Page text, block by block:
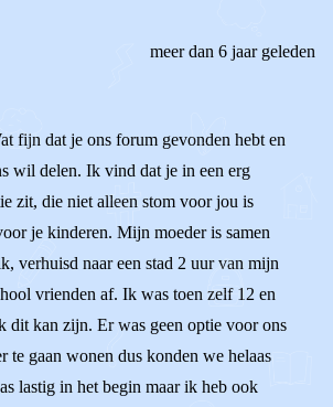
meer dan 6 jaar geleden
fijn dat je ons forum gevonden hebt en
wil delen. Ik vind dat je in een erg
zit, die niet alleen stom voor jou is
je kinderen. Mijn moeder is samen
verhuisd naar een stad 2 uur van mijn
vrienden af. Ik was toen zelf 12 en
dit kan zijn. Er was geen optie voor ons
te gaan wonen dus konden we helaas
lastig in het begin maar ik heb ook